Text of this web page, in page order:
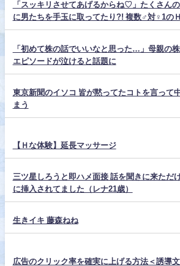
「スッキリさせてあげるからね♡」たくさん
に男たちを手玉に取ってたり?! 複数♂対♀1の
「初めて株の話でいいなと思った…」母親の
エピソードが泣けると話題に
東京新聞のイソコ 皆が黙ってたコトを言って
まう
【Ｈな体験】延長マッサージ
三ツ星しろうと即ハメ面接 話を聞きに来ただ
に挿入されてました（レナ21歳）
生きイキ 藤森ねね
広告のクリック率を確実に上げる方法＜誘導